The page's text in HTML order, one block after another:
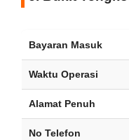
Bayaran Masuk
Waktu Operasi
Alamat Penuh
No Telefon